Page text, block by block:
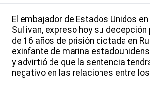
El embajador de Estados Unidos
Sullivan, expresó hoy su decepción
de 16 años de prisión dictada en
exinfante de marina
y advirtió de que la sentencia
negativo en las relaciones entre